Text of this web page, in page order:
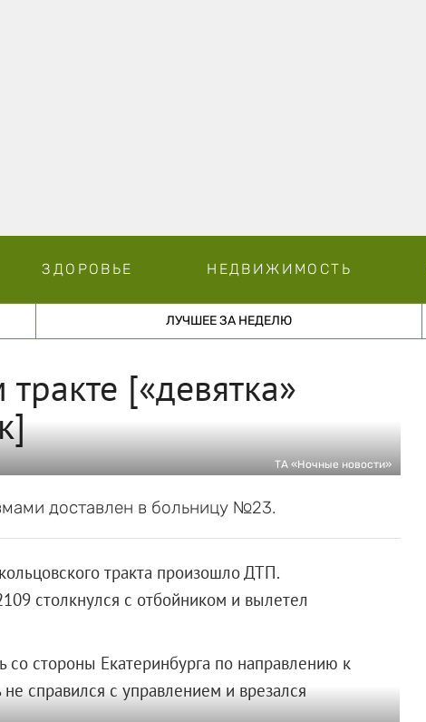
ЗДОРОВЬЕ НЕДВИЖИМОСТЬ
ЛУЧШЕЕ ЗА НЕДЕЛЮ
[«девятка»
ТА «Ночные новости»
доставлен в больницу №23.
тракта произошло ДТП.
столкнулся с отбойником и вылетел
со стороны Екатеринбурга по направлению к
справился с управлением и врезался